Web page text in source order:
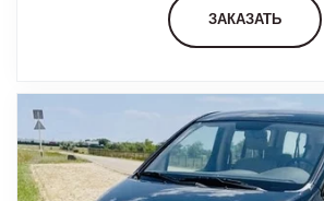
ЗАКАЗАТЬ